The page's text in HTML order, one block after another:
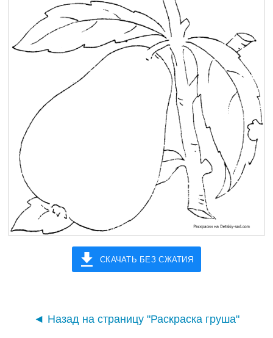
СКАЧАТЬ БЕЗ СЖАТИЯ
◄ Назад на страницу "Раскраска груша"